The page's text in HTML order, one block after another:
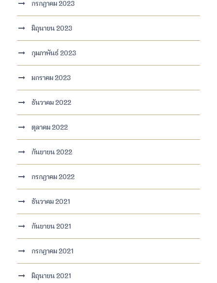
กรกฎาคม 2023
มิถุนายน 2023
กุมภาพันธ์ 2023
มกราคม 2023
ธันวาคม 2022
ตุลาคม 2022
กันยายน 2022
กรกฎาคม 2022
ธันวาคม 2021
กันยายน 2021
กรกฎาคม 2021
มิถุนายน 2021